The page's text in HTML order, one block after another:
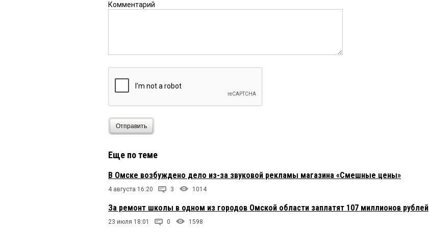
Комментарий
Отправить
Еще по теме
В Омске возбуждено дело из-за звуковой рекламы магазина «Смешные цены»
4 августа 16:20 3 1014
За ремонт школы в одном из городов Омской области заплатят 107 миллионов рублей
23 июля 18:01 0 1598